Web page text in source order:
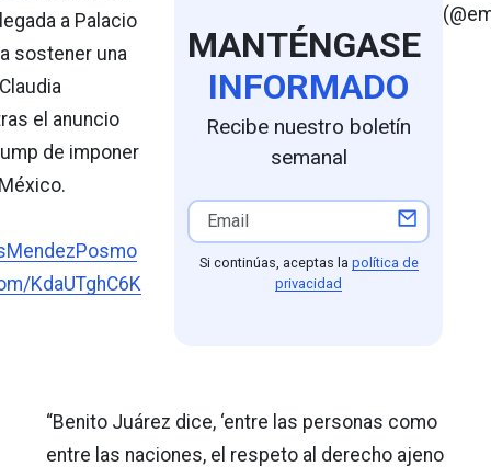
a Palacio
sostener una
el anuncio
de imponer
KdaUTghC6K
MANTÉNGASE
INFORMADO
Recibe nuestro boletín
semanal
Si continúas, aceptas la política de
privacidad
“Benito Juárez dice, ‘entre las personas como
entre las naciones, el respeto al derecho ajeno